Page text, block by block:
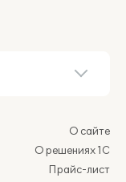
О сайте
О решениях 1С
Прайс-лист